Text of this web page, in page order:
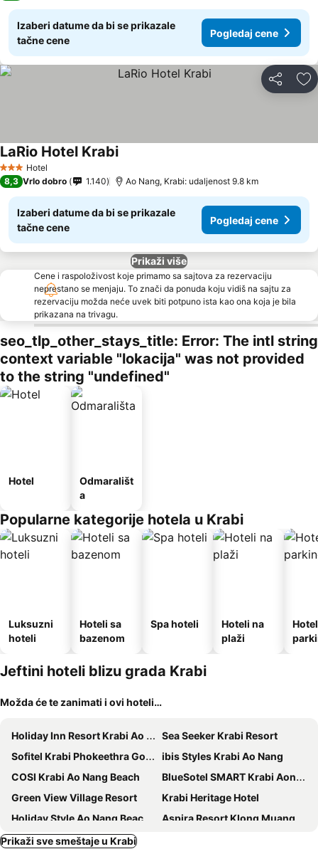
Izaberi datume da bi se prikazale
tačne cene
Pogledaj cene
Deli
3 Zvezdice
Hotel
LaRio Hotel Krabi
8,3 Vrlo dobro 1.140 Ao Nang, Krabi: udaljenost 9.8 km
Izaberi datume da bi se prikazale
tačne cene
Pogledaj cene
Prikaži više
Cene i raspoloživost koje primamo sa sajtova za rezervaciju
neprestano se menjaju. To znači da ponuda koju vidiš na sajtu za
rezervaciju možda neće uvek biti potpuno ista kao ona koja je bila
prikazana na trivagu.
seo_tlp_other_stays_title: Error: The intl string
context variable "lokacija" was not provided
to the string "undefined"
Hotel
Odmarališt
a
Popularne kategorije hotela u Krabi
Luksuzni
hoteli
Hoteli sa
bazenom
Spa hoteli
Hoteli na
plaži
Jeftini hoteli blizu grada Krabi
Možda će te zanimati i ovi hoteli…
Holiday Inn Resort Krabi Ao Nang Beach by IHG
Sea Seeker Krabi Resort
Sofitel Krabi Phokeethra Golf & Spa Resort
ibis Styles Krabi Ao Nang
COSI Krabi Ao Nang Beach
BlueSotel SMART Krabi Aonang Beach - Adults only
Green View Village Resort
Krabi Heritage Hotel
Holiday Style Ao Nang Beach Resort, Krabi
Aspira Resort Klong Muang Krabi
Green House Hotel
Prikaži sve smeštaje u Krabi